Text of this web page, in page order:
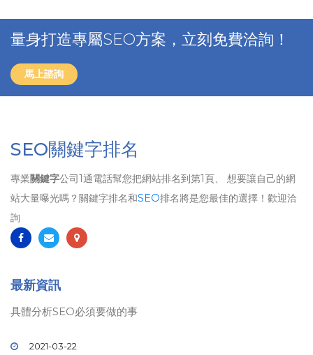
量身打造專屬SEO方案，立刻免費洽詢！
馬上諮詢
SEO關鍵字排名
專業關鍵字公司1通電話幫您把網站排名到第1頁、 想要讓自己的網
站大量曝光嗎？關鍵字排名和SEO排名將是您最佳的選擇！歡迎洽
詢
最新資訊
具體分析SEO必須要做的事
2021-03-22